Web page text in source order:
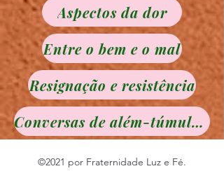
Aspectos da dor
Entre o bem e o mal
Resignação e resistência
Conversas de além-túmulo. Clara Rivier.
©2021 por Fraternidade Luz e Fé.